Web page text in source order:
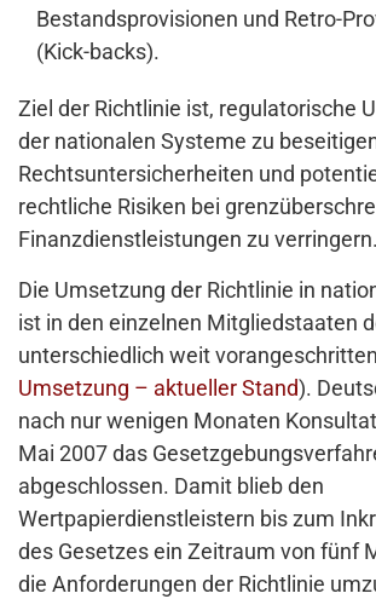
Bestandsprovisionen und Retro-
(Kick-backs).
Ziel der Richtlinie ist, regulatorische
der nationalen Systeme zu
Rechtsuntersicherheiten und
rechtliche Risiken bei
Finanzdienstleistungen zu verringern.
Die Umsetzung der Richtlinie in
ist in den einzelnen Mitgliedstaaten
unterschiedlich weit
Umsetzung – aktueller Stand).
nach nur wenigen Monaten
Mai 2007 das
abgeschlossen. Damit blieb den
Wertpapierdienstleistern bis zum
des Gesetzes ein Zeitraum von fünf
die Anforderungen der Richtlinie